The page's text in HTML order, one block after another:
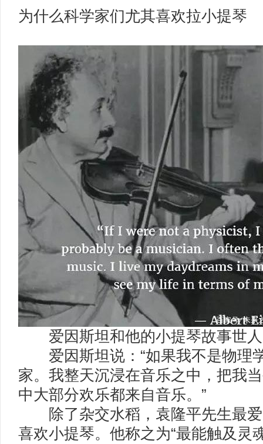
为什么科学家们尤其喜欢拉小提琴
爱因斯坦和他的小提琴故事世人
爱因斯坦说：“如果我不是物理
家。我整天沉浸在音乐之中，把我
中大部分欢乐都来自音乐。”
除了杂交水稻，袁隆平先生最爱
喜欢小提琴。他称之为“最能触及灵